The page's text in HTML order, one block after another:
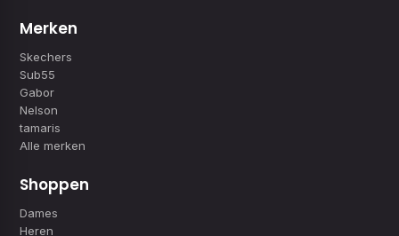
Merken
Skechers
Sub55
Gabor
Nelson
tamaris
Alle merken
Shoppen
Dames
Heren